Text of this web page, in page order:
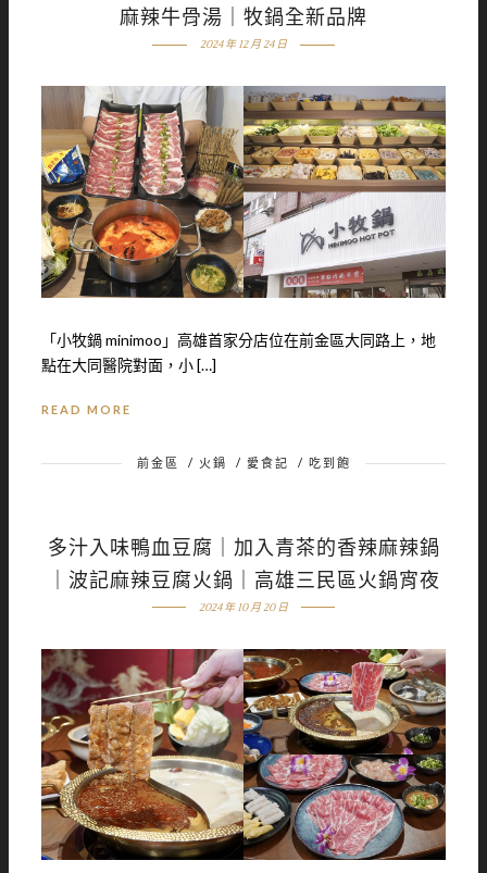
麻辣牛骨湯｜牧鍋全新品牌
2024 年 12 月 24 日
「小牧鍋 minimoo」高雄首家分店位在前金區大同路上，地
點在大同醫院對面，小 […]
READ MORE
前金區 / 火鍋 / 愛食記 / 吃到飽
多汁入味鴨血豆腐｜加入青茶的香辣麻辣鍋
｜波記麻辣豆腐火鍋｜高雄三民區火鍋宵夜
2024 年 10 月 20 日